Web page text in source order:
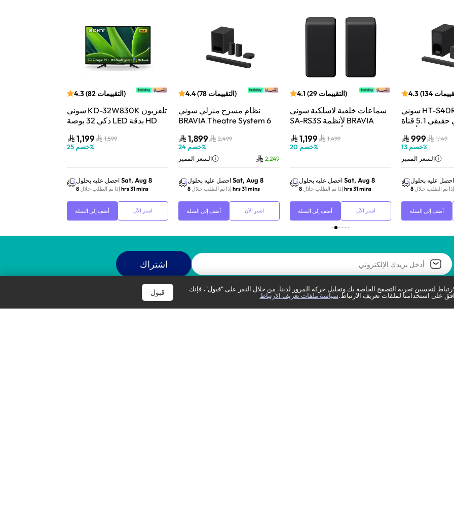
4.3(82 التقييمات)
سوني KD-32W830K تلفزيون
ذكي 32 بوصة LED بدقة HD
Alexa
1,199 1,599
خصم 25 %
احصل عليه بحلول Sat, Aug 8
إذا تم الطلب خلال 8 hrs 31 mins
أضف إلى السلة اشترِ الآن
4.4(78 التقييمات)
نظام مسرح منزلي سوني
BRAVIA Theatre System 6
أسود1,899 2,499
خصم 24 %
السعر المميز 2,249
احصل عليه بحلول Sat, Aug 8
إذا تم الطلب خلال 8 hrs 31 mins
أضف إلى السلة اشترِ الآن
4.1(29 التقييمات)
سماعات خلفية لاسلكية سوني
SA-RS3S لأنظمة BRAVIA
Theatre – أسود
1,199 1,499
خصم 20 %
احصل عليه بحلول Sat, Aug 8
إذا تم الطلب خلال 8 hrs 31 mins
أضف إلى السلة اشترِ الآن
4.3(134
سوني HT-S40R نظام مسرح
منزلي صوتي حقيقي 5.1 قناة
دولبي أسود
999 1,149
خصم 13 %
السعر المميز
احصل عليه بحلول
إذا تم الطلب خلال
أضف إلى السلة
اشتراك
لتحسين تجربة التصفح الخاصة بك وتحليل حركة المرور لدينا. من خلال النقر على "قبول"، فإنك
على استخدامنا لملفات تعريف الارتباط.سياسة ملفات تعريف الارتباط قبول